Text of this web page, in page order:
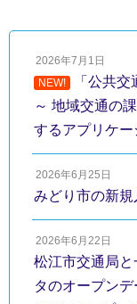
2026年7月1日
NEW!
「公共交
～ 地域交通の
するアプリケー
2026年6月25日
みどり市の新規
2026年6月22日
松江市交通局
タのオープン